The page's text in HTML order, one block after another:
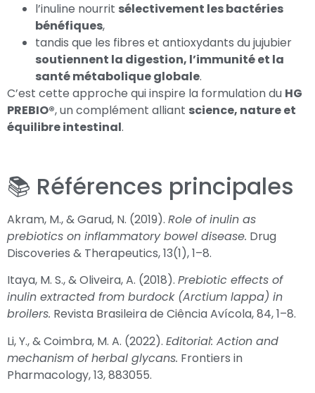
l’inuline nourrit sélectivement les bactéries
bénéfiques,
tandis que les fibres et antioxydants du jujubier
soutiennent la digestion, l’immunité et la
santé métabolique globale.
C’est cette approche qui inspire la formulation du HG
PREBIO®, un complément alliant science, nature et
équilibre intestinal.
📚 Références principales
Akram, M., & Garud, N. (2019). Role of inulin as
prebiotics on inflammatory bowel disease. Drug
Discoveries & Therapeutics, 13(1), 1–8.
Itaya, M. S., & Oliveira, A. (2018). Prebiotic effects of
inulin extracted from burdock (Arctium lappa) in
broilers. Revista Brasileira de Ciência Avícola, 84, 1–8.
Li, Y., & Coimbra, M. A. (2022). Editorial: Action and
mechanism of herbal glycans. Frontiers in
Pharmacology, 13, 883055.